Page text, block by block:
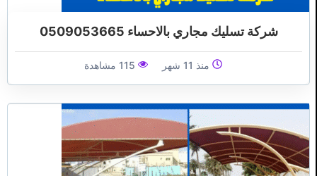
شركة تسليك مجاري بالاحساء 0509053665
منذ 11 شهر